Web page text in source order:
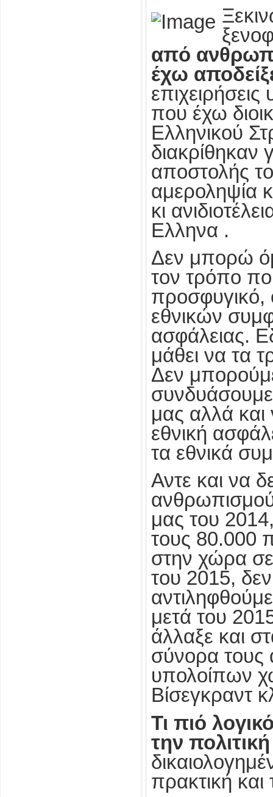
από
έχω
που έχω
Ελληνικού
διακρίθηκαν
αποστολής
αμεροληψία
κι
Ελληνα .
Δεν μπορώ
τον τρόπο
προσφυγικό,
εθνικών
ασφάλειας.
μάθει να τα
Δεν
μας αλλά και
εθνική
τα εθνικά
Αντε και να
ανθρωπισμού
μας του
τους 80.000
στην χώρα
του 2015,
μετά του
άλλαξε και
σύνορα τους
υπολοίπων
Βίσεγκραντ
Τι πιό
την
πρακτική